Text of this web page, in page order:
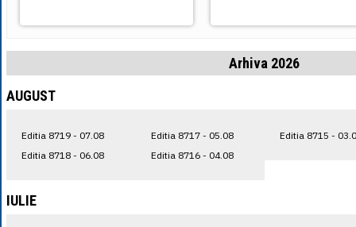
Arhiva 2026
AUGUST
Editia 8719 - 07.08
Editia 8718 - 06.08
Editia 8717 - 05.08
Editia 8716 - 04.08
Editia 8715 -
IULIE